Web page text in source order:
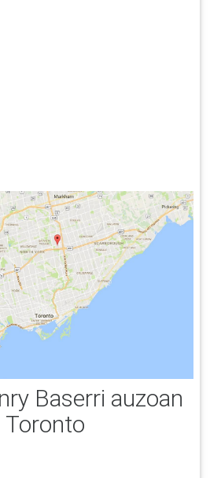
Baserri auzoan
Toronto